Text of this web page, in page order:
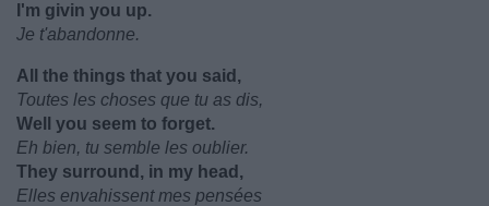
I'm givin you up.
Je t'abandonne.
All the things that you said,
Toutes les choses que tu as dis,
Well you seem to forget.
Eh bien, tu semble les oublier.
They surround, in my head,
Elles envahissent mes pensées